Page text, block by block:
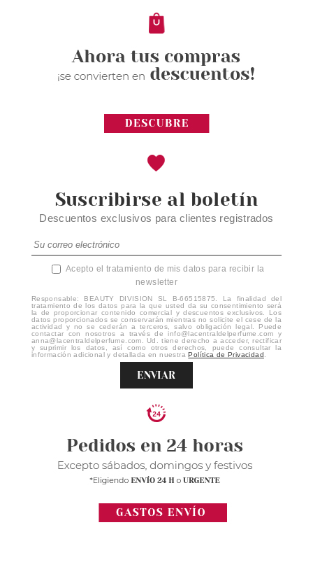
1.45€
Suscribirse al boletín
Descuentos exclusivos para clientes registrados
Acepto el tratamiento de mis datos para recibir la
newsletter
Responsable: BEAUTY DIVISION SL B-66515875. La finalidad del
tratamiento de los datos para la que usted da su consentimiento será
la de proporcionar contenido comercial y descuentos exclusivos. Los
datos proporcionados se conservarán mientras no solicite el cese de la
actividad y no se cederán a terceros, salvo obligación legal. Puede
contactar con nosotros a través de info@lacentraldelperfume.com y
anna@lacentraldelperfume.com. Ud. tiene derecho a acceder, rectificar
y suprimir los datos, así como otros derechos, puede consultar la
información adicional y detallada en nuestraPolítica de Privacidad
ENVIAR